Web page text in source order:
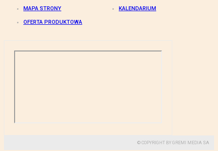
MAPA STRONY KALENDARIUM
OFERTA PRODUKTOWA
© COPYRIGHT BY GREMI MEDIA SA